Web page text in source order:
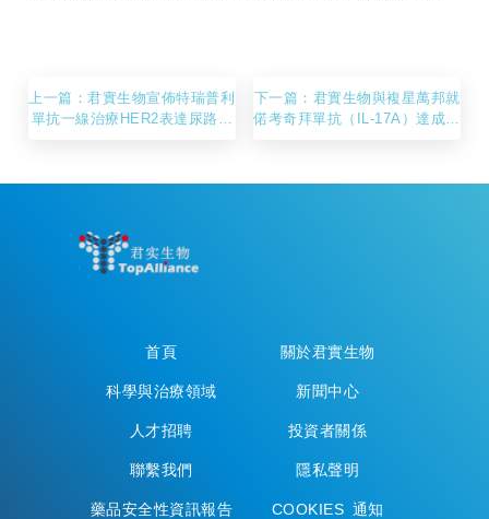
上一篇：君實生物宣佈特瑞普利
單抗一線治療HER2表達尿路上
下一篇：君實生物與複星萬邦就
偌考奇拜單抗（IL-17A）達成研
首頁
關於君實生物
科學與治療領域
新聞中心
人才招聘
投資者關係
聯繫我們
隱私聲明
藥品安全性資訊報告
COOKIES 通知